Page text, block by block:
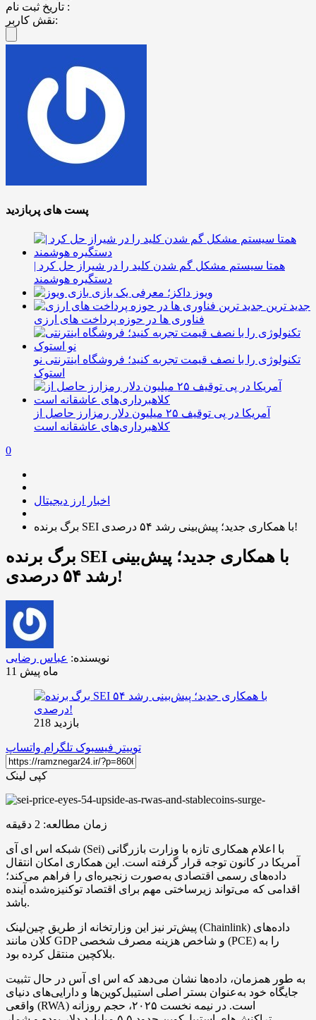
تاریخ ثبت نام :
نقش کاربر:
پست های پربازدید
همتا سیستم مشکل گم شدن کلید را در شیراز حل کرد |
دستگیره هوشمند
ویوز داکز؛ معرفی یک بازی
جدید ترین
فناوری ها در حوزه پرداخت های ارزی
تکنولوژی را با نصف قیمت تجربه کنید؛ فروشگاه اینترنتی نو
استوک
آمریکا در پی توقیف ۲۵ میلیون دلار رمزارز حاصل از
کلاهبرداری‌های عاشقانه است
0
اخبار ارز دیجیتال
برگ برنده SEI با همکاری جدید؛ پیش‌بینی رشد ۵۴ درصدی!
برگ برنده SEI با همکاری جدید؛ پیش‌بینی
رشد ۵۴ درصدی!
نویسنده: عباس رضایی
11 ماه پیش
بازدید 218
توییتر فیسبوک تلگرام واتساپ
کپی لینک
زمان مطالعه: 2 دقیقه
شبکه اس ای آی (Sei) با اعلام همکاری تازه با وزارت بازرگانی
آمریکا در کانون توجه قرار گرفته است. این همکاری امکان انتقال
داده‌های رسمی اقتصادی به‌صورت زنجیره‌ای را فراهم می‌کند؛
اقدامی که می‌تواند زیرساختی مهم برای اقتصاد توکنیزه‌شده آینده
باشد.
پیش‌تر نیز این وزارتخانه از طریق چین‌لینک (Chainlink) داده‌های
کلان مانند GDP و شاخص هزینه مصرف شخصی (PCE) را به
بلاکچین منتقل کرده بود.
به طور همزمان، داده‌ها نشان می‌دهد که اس ای آس در حال تثبیت
جایگاه خود به‌عنوان بستر اصلی استیبل‌کوین‌ها و دارایی‌های دنیای
واقعی (RWA) است. در نیمه نخست ۲۰۲۵، حجم روزانه